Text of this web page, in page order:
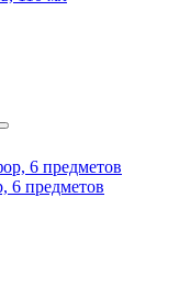
6 предметов